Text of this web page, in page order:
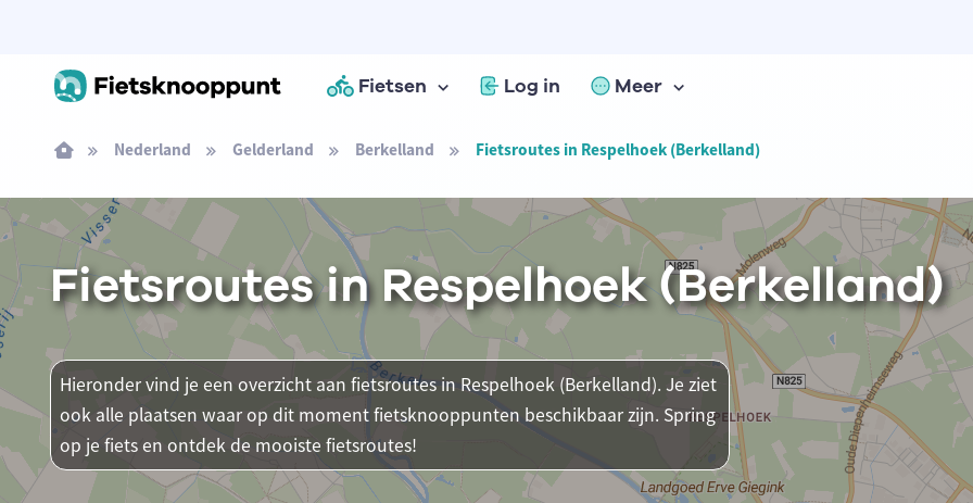
Fietsen Log in Meer
Nederland Gelderland Berkelland Fietsroutes in Respelhoek (Berkelland)
Fietsroutes in Respelhoek (Berkelland)
Hieronder vind je een overzicht aan fietsroutes in Respelhoek (Berkelland). Je ziet
ook alle plaatsen waar op dit moment fietsknooppunten beschikbaar zijn. Spring
op je fiets en ontdek de mooiste fietsroutes!